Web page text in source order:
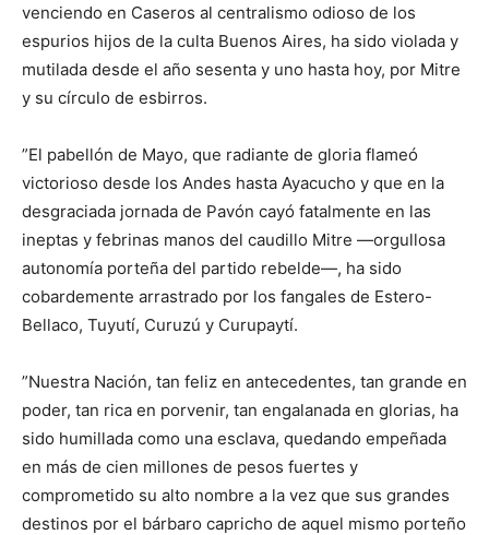
venciendo en Caseros al centralismo odioso de los
espurios hijos de la culta Buenos Aires, ha sido violada y
mutilada desde el año sesenta y uno hasta hoy, por Mitre
y su círculo de esbirros.
”El pabellón de Mayo, que radiante de gloria flameó
victorioso desde los Andes hasta Ayacucho y que en la
desgraciada jornada de Pavón cayó fatalmente en las
ineptas y febrinas manos del caudillo Mitre —orgullosa
autonomía porteña del partido rebelde—, ha sido
cobardemente arrastrado por los fangales de Estero-
Bellaco, Tuyutí, Curuzú y Curupaytí.
”Nuestra Nación, tan feliz en antecedentes, tan grande en
poder, tan rica en porvenir, tan engalanada en glorias, ha
sido humillada como una esclava, quedando empeñada
en más de cien millones de pesos fuertes y
comprometido su alto nombre a la vez que sus grandes
destinos por el bárbaro capricho de aquel mismo porteño